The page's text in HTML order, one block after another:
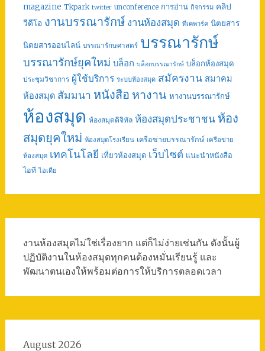
magazine Tkpark twitter unconference การอ่าน กิจกรรม คลิป
วีดีโอ งานบรรณารักษ์ งานห้องสมุด ทีเคพาร์ค นิตยสาร
นิตยสารออนไลน์ บรรณารักษศาสตร์ บรรณารักษ์
บรรณารักษ์ยุคใหม่ บล็อก บล็อกบรรณารักษ์ บล็อกห้องสมุด
ประชุมวิชาการ ผู้ใช้บริการ ระบบห้องสมุด สมัครงาน สมาคม
ห้องสมุด สัมมนา หนังสือ หางาน หางานบรรณารักษ์
ห้องสมุด ห้องสมุดดิจิทัล ห้องสมุดประชาชน ห้อง
สมุดยุคใหม่ ห้องสมุดโรงเรียน เครือข่ายบรรณารักษ์ เครือข่าย
ห้องสมุด เทคโนโลยี เที่ยวห้องสมุด เว็บไซต์ แนะนำหนังสือ
ไอที ไอเดีย
งานห้องสมุดไม่ใช่เรื่องยาก แต่ก็ไม่ง่ายเช่นกัน ดังนั้นผู้
ปฏิบัติงานในห้องสมุดทุกคนต้องหมั่นเรียนรู้ และ
พัฒนาตนเองให้พร้อมต่อการให้บริการตลอดเวลา
August 2026